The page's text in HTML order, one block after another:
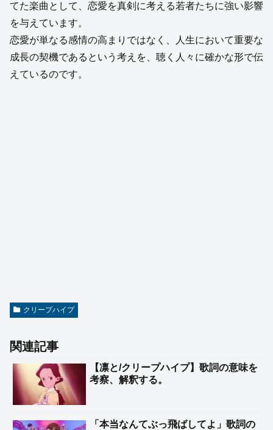
てた楽曲として、恋愛を真剣に考える若者たちに強い影響
を与えています。
恋愛が単なる感情の高まりではなく、人生において重要な
成長の契機であるという考えを、聴く人々に確かな形で伝
えているのです。
クリープハイプ
関連記事
【凛と/クリープハイプ】歌詞の意味を
考察、解釈する。
「本当なんてぶっ飛ばしてよ」歌詞の